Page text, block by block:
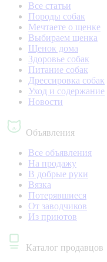
Все статьи
Породы собак
Мечтаете о щенке
Выбираем щенка
Щенок дома
Здоровье собак
Питание собак
Дрессировка собак
Уход и содержание
Новости
Объявления
Все объявления
На продажу
В добрые руки
Вязка
Потерявшиеся
От заводчиков
Из приютов
Каталог продавцов